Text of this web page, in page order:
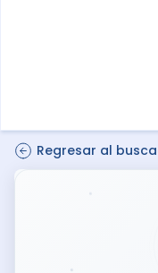
Regresar al